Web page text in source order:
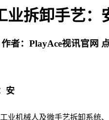
业拆卸手艺：
作者： PlayAce视讯官网
安
机械人及微手艺拆卸系统、